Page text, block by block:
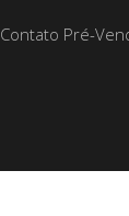
Contato Pré-